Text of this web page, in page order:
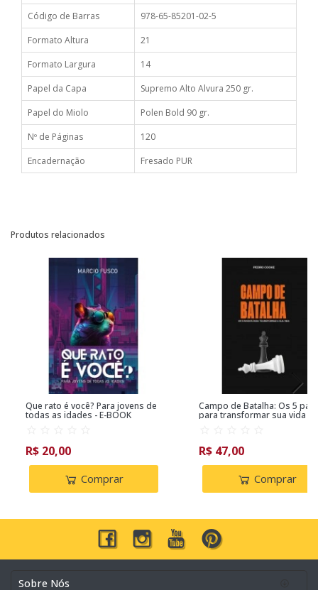
Código de Barras
978-65-85201-02-5
Formato Altura
21
Formato Largura
14
Papel da Capa
Supremo Alto Alvura 250 gr.
Papel do Miolo
Polen Bold 90 gr.
Nº de Páginas
120
Encadernação
Fresado PUR
Produtos relacionados
Que rato é você? Para jovens de
todas as idades - E-BOOK
R$ 20,00
Comprar
Campo de Batalha: Os 5
para transformar sua vida
R$ 47,00
Comprar
Sobre Nós